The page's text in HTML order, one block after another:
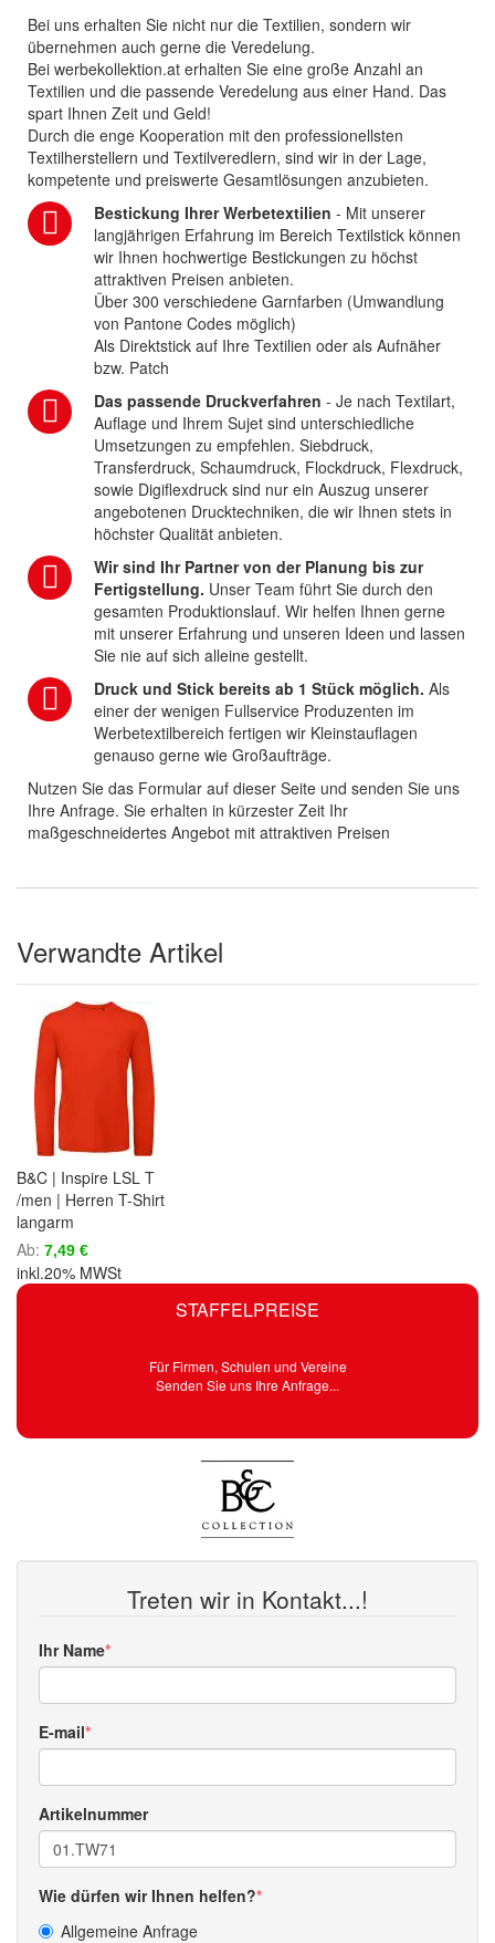
STAFFELPREISE
Für Firmen, Schulen und Vereine
Senden Sie uns Ihre Anfrage...
Treten wir in Kontakt...!
Ihr Name
E-mail
Artikelnummer
Wie dürfen wir Ihnen helfen?
Allgemeine Anfrage
Bei uns erhalten Sie nicht nur die Textilien, sondern wir
übernehmen auch gerne die Veredelung.
Bei werbekollektion.at erhalten Sie eine große Anzahl an
Textilien und die passende Veredelung aus einer Hand. Das
spart Ihnen Zeit und Geld!
Durch die enge Kooperation mit den professionellsten
Textilherstellern und Textilveredlern, sind wir in der Lage,
kompetente und preiswerte Gesamtlösungen anzubieten.
Bestickung Ihrer Werbetextilien - Mit unserer
langjährigen Erfahrung im Bereich Textilstick können
wir Ihnen hochwertige Bestickungen zu höchst
attraktiven Preisen anbieten.
Über 300 verschiedene Garnfarben (Umwandlung
von Pantone Codes möglich)
Als Direktstick auf Ihre Textilien oder als Aufnäher
bzw. Patch
Das passende Druckverfahren - Je nach Textilart,
Auflage und Ihrem Sujet sind unterschiedliche
Umsetzungen zu empfehlen. Siebdruck,
Transferdruck, Schaumdruck, Flockdruck, Flexdruck,
sowie Digiflexdruck sind nur ein Auszug unserer
angebotenen Drucktechniken, die wir Ihnen stets in
höchster Qualität anbieten.
Wir sind Ihr Partner von der Planung bis zur
Fertigstellung. Unser Team führt Sie durch den
gesamten Produktionslauf. Wir helfen Ihnen gerne
mit unserer Erfahrung und unseren Ideen und lassen
Sie nie auf sich alleine gestellt.
Druck und Stick bereits ab 1 Stück möglich. Als
einer der wenigen Fullservice Produzenten im
Werbetextilbereich fertigen wir Kleinstauflagen
genauso gerne wie Großaufträge.
Nutzen Sie das Formular auf dieser Seite und senden Sie uns
Ihre Anfrage. Sie erhalten in kürzester Zeit Ihr
maßgeschneidertes Angebot mit attraktiven Preisen
Verwandte Artikel
B&C | Inspire LSL T
/men | Herren T-Shirt
langarm
Ab 7,49 €
inkl.20% MWSt